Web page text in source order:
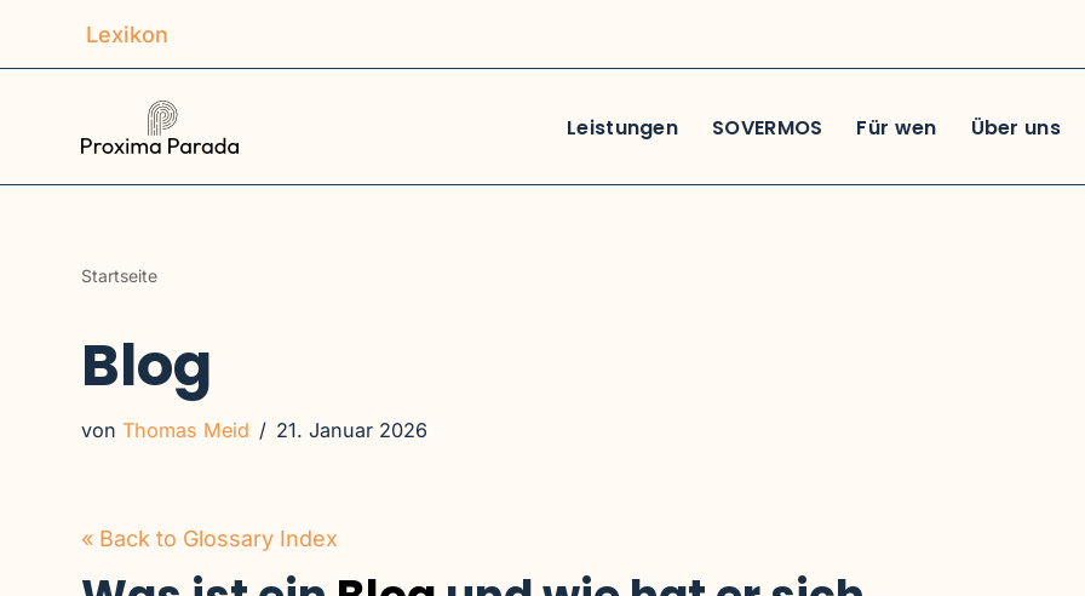
Zum
springen
Lexikon
Leistungen SOVERMOS Für wen Über uns
Startseite
Blog
von Thomas Meid 21. Januar 2026
« Back to Glossary Index